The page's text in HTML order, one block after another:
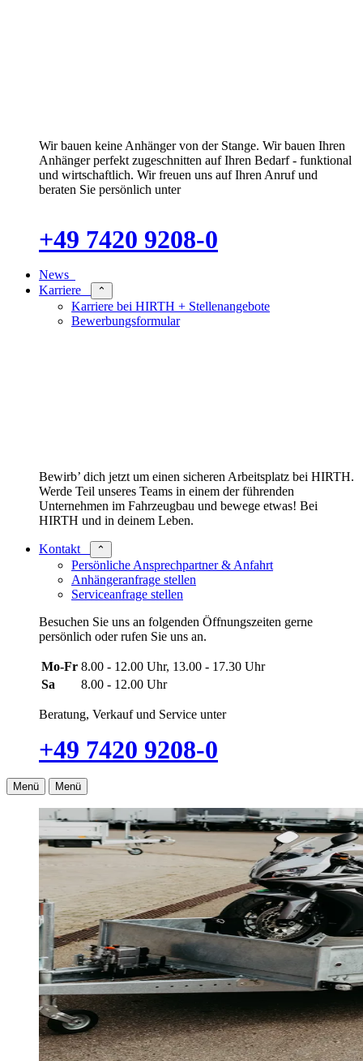
Wir bauen keine Anhänger von der Stange. Wir bauen Ihren
Anhänger perfekt zugeschnitten auf Ihren Bedarf - funktional
und wirtschaftlich. Wir freuen uns auf Ihren Anruf und
beraten Sie persönlich unter
+49 7420 9208-0
News
Karriere
⌃
Karriere bei HIRTH + Stellenangebote
Bewerbungsformular
Bewirb’ dich jetzt um einen sicheren Arbeitsplatz bei HIRTH.
Werde Teil unseres Teams in einem der führenden
Unternehmen im Fahrzeugbau und bewege etwas! Bei
HIRTH und in deinem Leben.
Kontakt ⌃
Persönliche Ansprechpartner & Anfahrt
Anhängeranfrage stellen
Serviceanfrage stellen
Besuchen Sie uns an folgenden Öffnungszeiten gerne
persönlich oder rufen Sie uns an.
Mo-Fr 8.00 - 12.00 Uhr, 13.00 - 17.30 Uhr
Sa
8.00 - 12.00 Uhr
Beratung, Verkauf und Service unter
+49 7420 9208-0
Menü Menü